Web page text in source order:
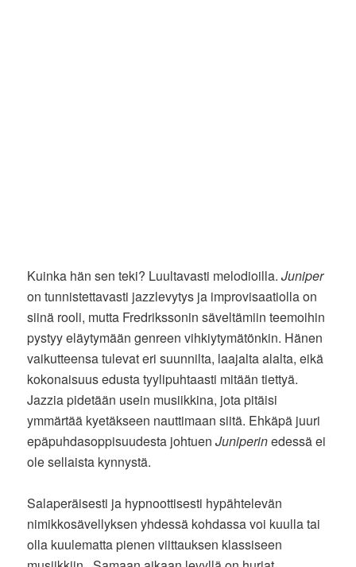
Kuinka hän sen teki? Luultavasti melodioilla.Juniper
on tunnistettavasti jazzlevytys ja improvisaatiolla on
siinä rooli, mutta Fredrikssonin säveltämiin teemoihin
pystyy eläytymään genreen vihkiytymätönkin. Hänen
vaikutteensa tulevat eri suunnilta, laajalta alalta, eikä
kokonaisuus edusta tyylipuhtaasti mitään tiettyä.
Jazzia pidetään usein musiikkina, jota pitäisi
ymmärtää kyetäkseen nauttimaan siitä. Ehkäpä juuri
epäpuhdasoppisuudesta johtuenJuniperinedessä ei
ole sellaista kynnystä.
Salaperäisesti ja hypnoottisesti hypähtelevän
nimikkosävellyksen yhdessä kohdassa voi kuulla tai
olla kuulematta pienen viittauksen klassiseen